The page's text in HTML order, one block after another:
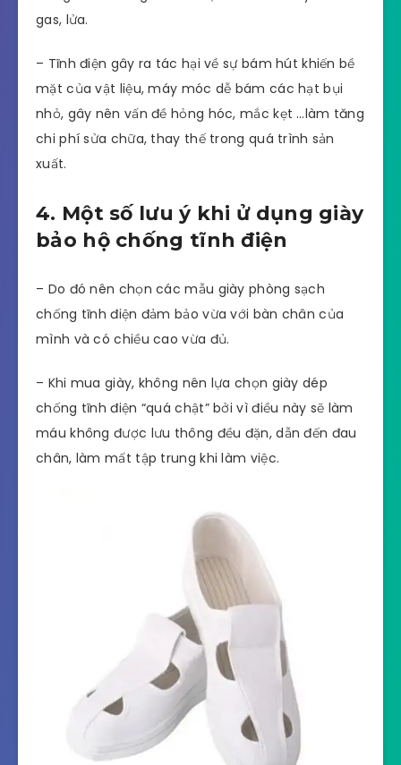
gas, lửa.
– Tĩnh điện gây ra tác hại về sự bám hút khiến bề
mặt của vật liệu, máy móc dễ bám các hạt bụi
nhỏ, gây nên vấn đề hỏng hóc, mắc kẹt …làm tăng
chi phí sửa chữa, thay thế trong quá trình sản
xuất.
4. Một số lưu ý khi ử dụng giày
bảo hộ chống tĩnh điện
– Do đó nên chọn các mẫu giày phòng sạch
chống tĩnh điện đảm bảo vừa với bàn chân của
mình và có chiều cao vừa đủ.
– Khi mua giày, không nên lựa chọn giày dép
chống tĩnh điện “quá chật” bởi vì điều này sẽ làm
máu không được lưu thông đều đặn, dẫn đến đau
chân, làm mất tập trung khi làm việc.